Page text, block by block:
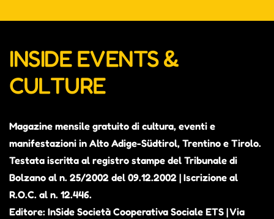
INSIDE EVENTS &
CULTURE
Magazine mensile gratuito di cultura, eventi e
manifestazioni in Alto Adige-Südtirol, Trentino e Tirolo.
Testata iscritta al registro stampe del Tribunale di
Bolzano al n. 25/2002 del 09.12.2002 | Iscrizione al
R.O.C. al n. 12.446.
Editore: InSide Società Cooperativa Sociale ETS | Via